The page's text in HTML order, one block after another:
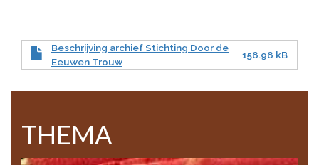
Beschrijving archief Stichting Door de
Eeuwen Trouw
158.98 kB
THEMA